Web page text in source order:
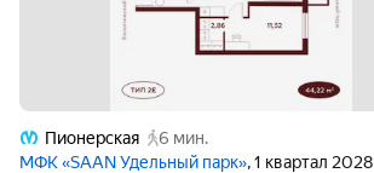
Пионерская
6 мин.
МФК «SAAN Удельный парк», 1 квартал 2028